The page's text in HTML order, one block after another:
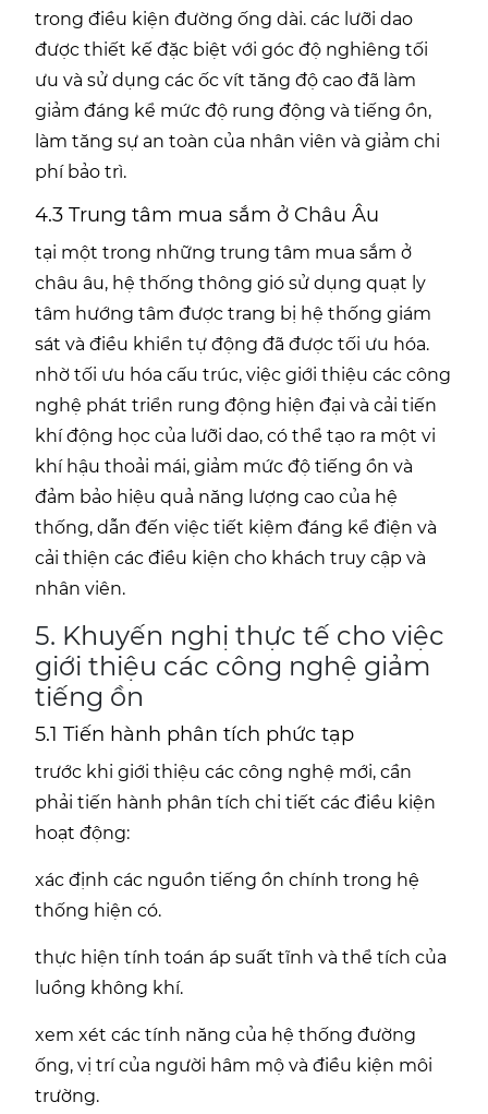
trong điều kiện đường ống dài. các lưỡi dao
được thiết kế đặc biệt với góc độ nghiêng tối
ưu và sử dụng các ốc vít tăng độ cao đã làm
giảm đáng kể mức độ rung động và tiếng ồn,
làm tăng sự an toàn của nhân viên và giảm chi
phí bảo trì.
4.3 Trung tâm mua sắm ở Châu Âu
tại một trong những trung tâm mua sắm ở
châu âu, hệ thống thông gió sử dụng quạt ly
tâm hướng tâm được trang bị hệ thống giám
sát và điều khiển tự động đã được tối ưu hóa.
nhờ tối ưu hóa cấu trúc, việc giới thiệu các công
nghệ phát triển rung động hiện đại và cải tiến
khí động học của lưỡi dao, có thể tạo ra một vi
khí hậu thoải mái, giảm mức độ tiếng ồn và
đảm bảo hiệu quả năng lượng cao của hệ
thống, dẫn đến việc tiết kiệm đáng kể điện và
cải thiện các điều kiện cho khách truy cập và
nhân viên.
5. Khuyến nghị thực tế cho việc
giới thiệu các công nghệ giảm
tiếng ồn
5.1 Tiến hành phân tích phức tạp
trước khi giới thiệu các công nghệ mới, cần
phải tiến hành phân tích chi tiết các điều kiện
hoạt động:
xác định các nguồn tiếng ồn chính trong hệ
thống hiện có.
thực hiện tính toán áp suất tĩnh và thể tích của
luồng không khí.
xem xét các tính năng của hệ thống đường
ống, vị trí của người hâm mộ và điều kiện môi
trường.